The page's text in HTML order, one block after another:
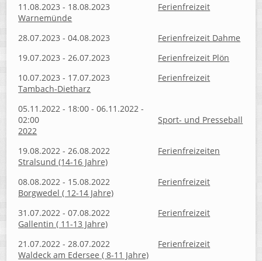
11.08.2023 - 18.08.2023
Ferienfreizeit
Warnemünde
28.07.2023 - 04.08.2023
Ferienfreizeit Dahme
19.07.2023 - 26.07.2023
Ferienfreizeit Plön
10.07.2023 - 17.07.2023
Ferienfreizeit
Tambach-Dietharz
05.11.2022 - 18:00 - 06.11.2022 -
02:00
Sport- und Presseball
2022
19.08.2022 - 26.08.2022
Ferienfreizeiten
Stralsund (14-16 Jahre)
08.08.2022 - 15.08.2022
Ferienfreizeit
Borgwedel ( 12-14 Jahre)
31.07.2022 - 07.08.2022
Ferienfreizeit
Gallentin ( 11-13 Jahre)
21.07.2022 - 28.07.2022
Ferienfreizeit
Waldeck am Edersee ( 8-11 Jahre)